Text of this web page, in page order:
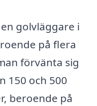
golvläggare i
på flera
förvänta sig
150 och 500
beroende på